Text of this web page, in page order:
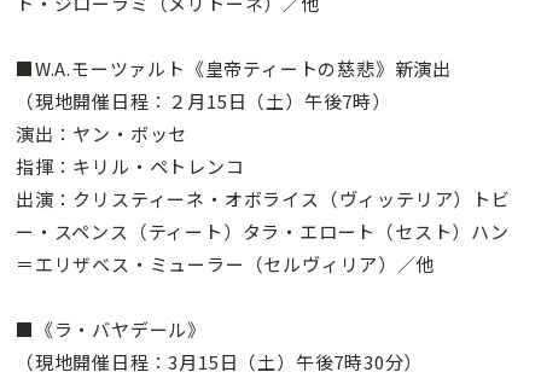
■W.A.モーツァルト《皇帝ティートの慈悲》新演出
（現地開催日程：２月15日（土）午後7時）
演出：ヤン・ボッセ
指揮：キリル・ペトレンコ
出演：クリスティーネ・オボライス（ヴィッテリア）トビ
ー・スペンス（ティート）タラ・エロート（セスト）ハン
＝エリザベス・ミューラー（セルヴィリア）／他
■《ラ・バヤデール》
（現地開催日程：3月15日（土）午後7時30分）